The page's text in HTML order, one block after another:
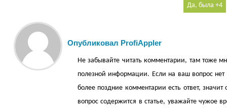
4
Опубликовал ProfiAppler
Не забывайте читать комментарии, там тоже
полезной информации. Если на ваш вопрос нет
более поздние комментарии есть ответ, значит
вопрос содержится в статье, уважайте чужое